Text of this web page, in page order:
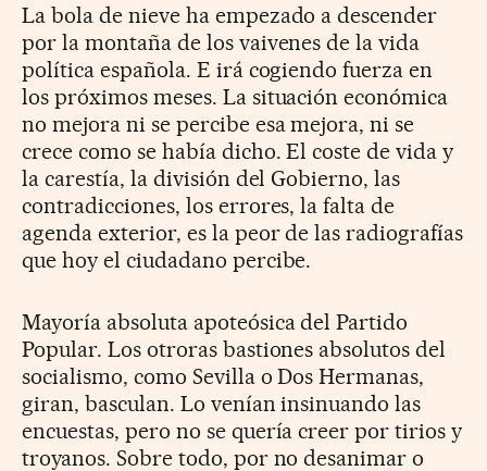
La bola de nieve ha empezado a descender
por la montaña de los vaivenes de la vida
política española. E irá cogiendo fuerza en
los próximos meses. La situación económica
no mejora ni se percibe esa mejora, ni se
crece como se había dicho. El coste de vida y
la carestía, la división del Gobierno, las
contradicciones, los errores, la falta de
agenda exterior, es la peor de las radiografías
que hoy el ciudadano percibe.
Mayoría absoluta apoteósica del Partido
Popular. Los otroras bastiones absolutos del
socialismo, como Sevilla o Dos Hermanas,
giran, basculan. Lo venían insinuando las
encuestas, pero no se quería creer por tirios y
troyanos. Sobre todo, por no desanimar o